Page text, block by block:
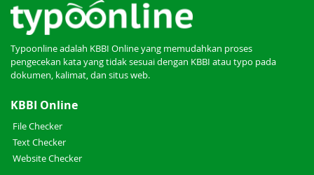
Typoonline adalah KBBI Online yang memudahkan proses
pengecekan kata yang tidak sesuai dengan KBBI atau typo pada
dokumen, kalimat, dan situs web.
KBBI Online
File Checker
Text Checker
Website Checker